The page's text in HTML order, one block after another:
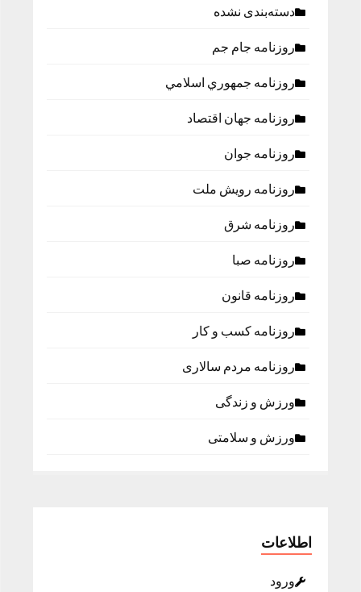
دسته‌بندی نشده
روزنامه جام جم
روزنامه جمهوري اسلامي
روزنامه جهان اقتصاد
روزنامه جوان
روزنامه رویش ملت
روزنامه شرق
روزنامه صبا
روزنامه قانون
روزنامه كسب و كار
روزنامه مردم سالاری
ورزش و زندگی
ورزش و سلامتی
اطلاعات
ورود